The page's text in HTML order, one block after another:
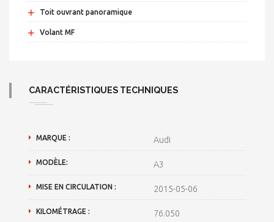
+ Toit ouvrant panoramique
+ Volant MF
CARACTÉRISTIQUES TECHNIQUES
MARQUE : Audi
MODÈLE: A3
MISE EN CIRCULATION : 2015-05-06
KILOMÉTRAGE : 76.050